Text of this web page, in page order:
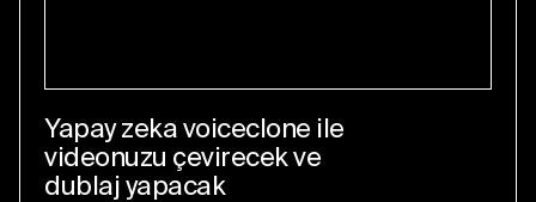
Yapay zeka voiceclone ile
videonuzu çevirecek ve
dublaj yapacak